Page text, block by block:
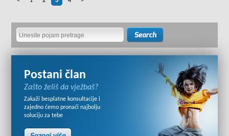
Postani član
Zašto želiš da vježbaš?
Zakaži besplatne konsultacije i
zajedno ćemo pronaći najbolju
soluciju za tebe